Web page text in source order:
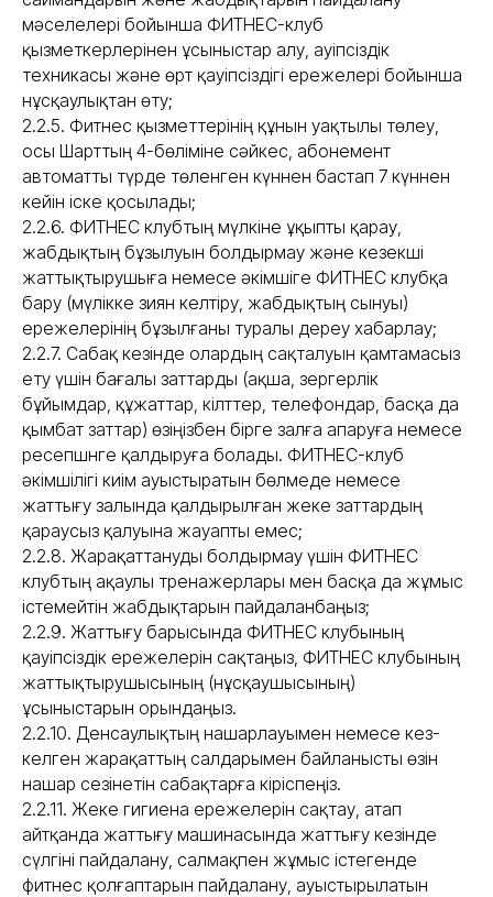
мәселелері бойынша ФИТНЕС-клуб
қызметкерлерінен ұсыныстар алу, Қауіпсіздік
техникасы және өрт қауіпсіздігі ережелері бойынша
нұсқаулықтан өту;
2.2.5. Фитнес қызметтерінің құнын уақтылы төлеу,
осы Шарттың 4-бөліміне сәйкес, абонемент
автоматты түрде төленген күннен бастап 7 күннен
кейін іске қосылады;
2.2.6. ФИТНЕС клубтың мүлкіне ұқыпты қарау,
жабдықтың бұзылуын болдырмау және кезекші
жаттықтырушыға немесе әкімшіге ФИТНЕС клубқа
бару (мүлікке зиян келтіру, жабдықтың сынуы)
ережелерінің бұзылғаны туралы дереу хабарлау;
2.2.7. Сабақ кезінде олардың сақталуын қамтамасыз
ету үшін бағалы заттарды (ақша, зергерлік
бұйымдар, құжаттар, кілттер, телефондар, басқа да
қымбат заттар) өзіңізбен бірге залға апаруға немесе
ресепшнге қалдыруға болады. ФИТНЕС-клуб
әкімшілігі киім ауыстыратын бөлмеде немесе
жаттығу залында қалдырылған жеке заттардың
қараусыз қалуына жауапты емес;
2.2.8. Жарақаттануды болдырмау үшін ФИТНЕС
клубтың ақаулы тренажерлары мен басқа да жұмыс
істемейтін жабдықтарын пайдаланбаңыз;
2.2.9. Жаттығу барысында ФИТНЕС клубының
қауіпсіздік ережелерін сақтаңыз, ФИТНЕС клубының
жаттықтырушысының (нұсқаушысының)
ұсыныстарын орындаңыз.
2.2.10. Денсаулықтың нашарлауымен немесе кез-
келген жарақаттың салдарымен байланысты өзін
нашар сезінетін сабақтарға кіріспеңіз.
2.2.11. Жеке гигиена ережелерін сақтау, атап
айтқанда жаттығу машинасында жаттығу кезінде
сүлгіні пайдалану, салмақпен жұмыс істегенде
фитнес қолғаптарын пайдалану, ауыстырылатын